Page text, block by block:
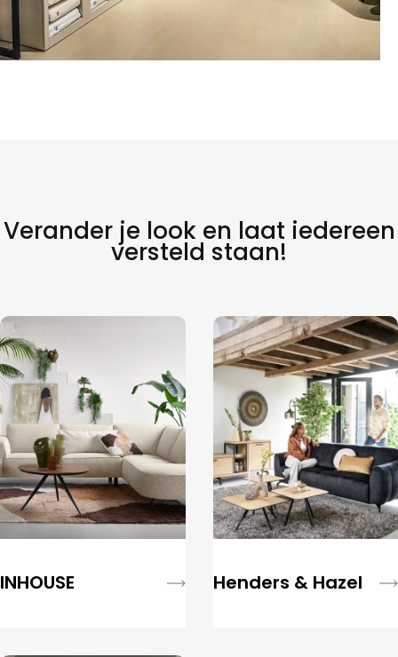
Verander je look en laat iedereen
versteld staan!
INHOUSE Henders & Hazel